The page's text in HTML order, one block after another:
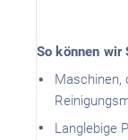
So können wir
Maschinen,
Langlebige